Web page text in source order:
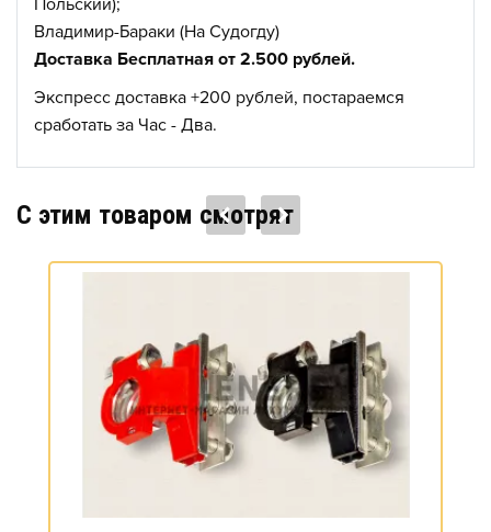
Польский);
Владимир-Бараки (На Судогду)
Доставка Бесплатная от 2.500 рублей.
Экспресс доставка +200 рублей, постараемся
сработать за Час - Два.
C этим товаром смотрят